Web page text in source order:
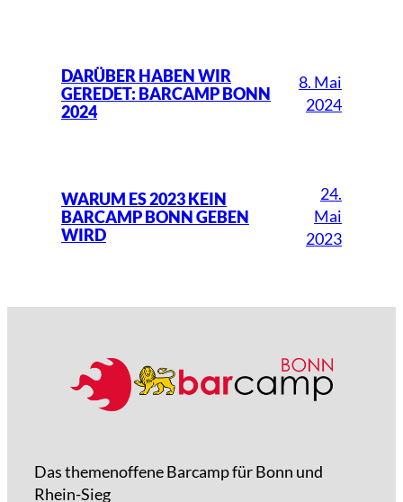
DARÜBER HABEN WIR
GEREDET: BARCAMP BONN
2024
8. Mai
2024
WARUM ES 2023 KEIN
BARCAMP BONN GEBEN
WIRD
24.
Mai
2023
Das themenoffene Barcamp für Bonn und
Rhein-Sieg